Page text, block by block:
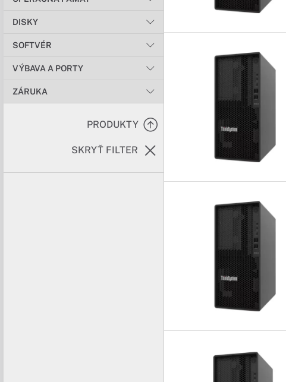
DISKY
SOFTVÉR
VÝBAVA A PORTY
ZÁRUKA
PRODUKTY
SKRYŤ FILTER